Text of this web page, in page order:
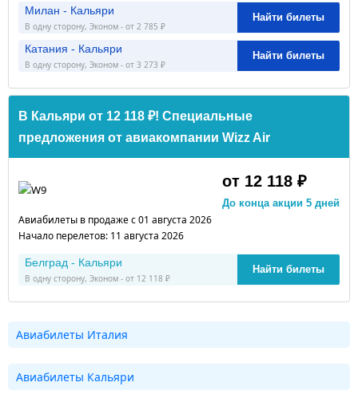
Милан - Кальяри
В одну сторону, Эконом - от 2 785 ₽
Найти билеты
Катания - Кальяри
В одну сторону, Эконом - от 3 273 ₽
Найти билеты
В Кальяри от 12 118 ₽! Специальные
предложения от авиакомпании Wizz Air
от 12 118 ₽
До конца акции 5 дней
Авиабилеты в продаже с 01 августа 2026
Начало перелетов: 11 августа 2026
Белград - Кальяри
В одну сторону, Эконом - от 12 118 ₽
Найти билеты
Авиабилеты Италия
Авиабилеты Кальяри